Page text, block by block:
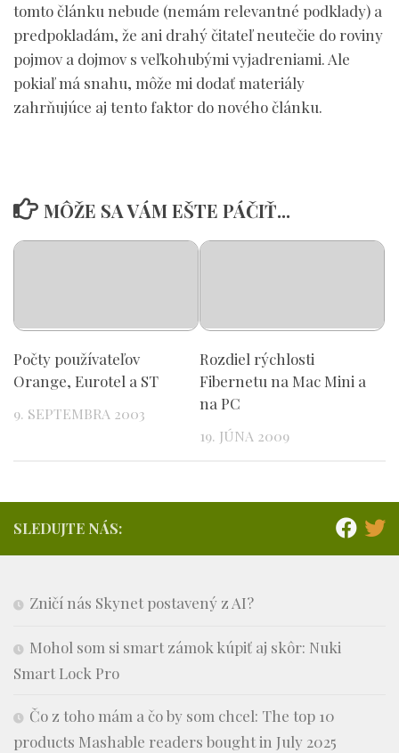
tomto článku nebude (nemám relevantné podklady) a
predpokladám, že ani drahý čitateľ neutečie do roviny
pojmov a dojmov s veľkohubými vyjadreniami. Ale
pokiaľ má snahu, môže mi dodať materiály
zahrňujúce aj tento faktor do nového článku.
MÔŽE SA VÁM EŠTE PÁČIŤ...
Počty používateľov
Orange, Eurotel a ST
9. SEPTEMBRA 2003
Rozdiel rýchlosti
Fibernetu na Mac Mini a
na PC
19. JÚNA 2009
SLEDUJTE NÁS:
Zničí nás Skynet postavený z AI?
Mohol som si smart zámok kúpiť aj skôr: Nuki
Smart Lock Pro
Čo z toho mám a čo by som chcel: The top 10
products Mashable readers bought in July 2025